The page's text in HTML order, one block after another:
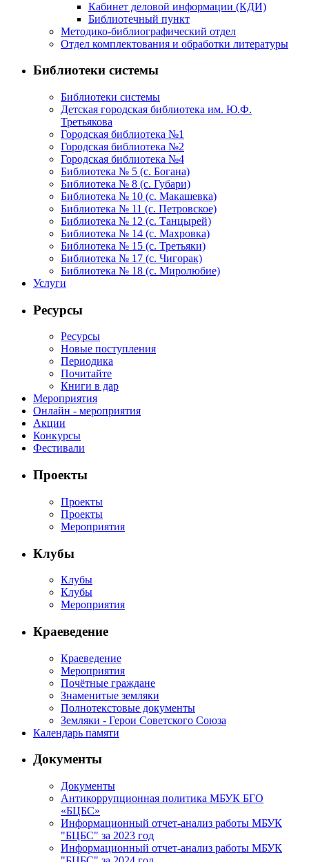
Кабинет деловой информации (КДИ)
Библиотечный пункт
Методико-библиографический отдел
Отдел комплектования и обработки литературы
Библиотеки системы
Библиотеки системы
Детская городская библиотека им. Ю.Ф.
Третьякова
Городская библиотека №1
Городская библиотека №2
Городская библиотека №4
Библиотека № 5 (с. Богана)
Библиотека № 8 (с. Губари)
Библиотека № 10 (с. Макашевка)
Библиотека № 11 (с. Петровское)
Библиотека № 12 (с. Танцырей)
Библиотека № 14 (с. Махровка)
Библиотека № 15 (с. Третьяки)
Библиотека № 17 (с. Чигорак)
Библиотека № 18 (с. Миролюбие)
Услуги
Ресурсы
Ресурсы
Новые поступления
Периодика
Почитайте
Книги в дар
Мероприятия
Онлайн - мероприятия
Акции
Конкурсы
Фестивали
Проекты
Проекты
Проекты
Мероприятия
Клубы
Клубы
Клубы
Мероприятия
Краеведение
Краеведение
Мероприятия
Почётные граждане
Знаменитые земляки
Полнотекстовые документы
Земляки - Герои Советского Союза
Календарь памяти
Документы
Документы
Антикоррупционная политика МБУК БГО
«БЦБС»
Информационный отчет-анализ работы МБУК
"БЦБС" за 2023 год
Информационный отчет-анализ работы МБУК